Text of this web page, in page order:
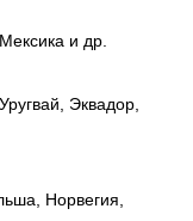
и др.
Эквадор,
Норвегия,